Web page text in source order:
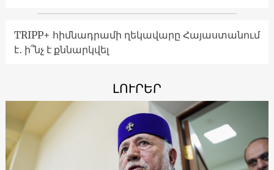
TRIPP+ հիմնադրամի ղեկավարը Հայաստանում
է․ ի՞նչ է քննարկվել
ԼՈՒՐԵՐ